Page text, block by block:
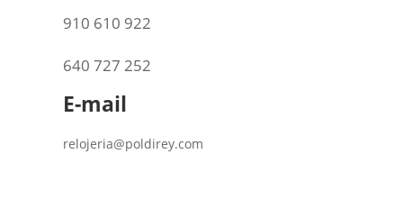
910 610 922
640 727 252
E-mail
relojeria@poldirey.com